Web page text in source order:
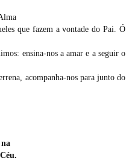
que fazem a vontade do Pai. Ó
ensina-nos a amar e a seguir o
acompanha-nos para junto do